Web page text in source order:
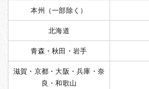
本州（一部除く）
北海道
青森・秋田・岩手
滋賀・京都・大阪・兵庫・奈
良・和歌山